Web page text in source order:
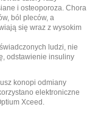
i osteoporoza. Chora
ból pleców, a
się wraz z wysokim
ludzi, nie
odstawienie insuliny
konopi odmiany
elektroniczne
Xceed.